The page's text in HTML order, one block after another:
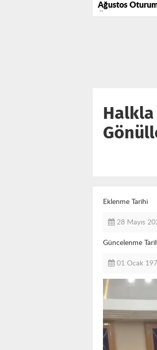
Ağustos
Önemli Kararlar
Halkla
Eklenme Tarihi
28 Mayıs
Güncelenme
01 Ocak